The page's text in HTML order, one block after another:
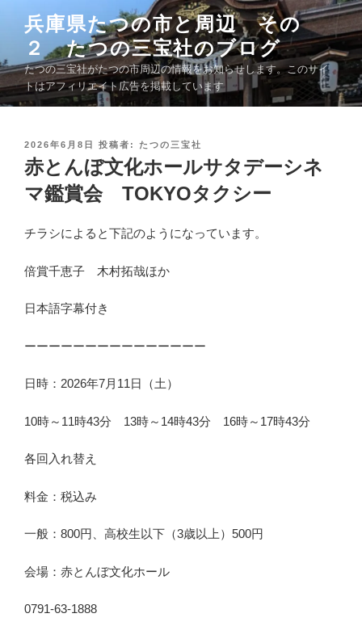
ン
ツ
へ
兵庫県たつの市と周辺 その
２ たつの三宝社のブログ
たつの三宝社がたつの市周辺の情報をお知らせします。このサイ
トはアフィリエイト広告を掲載しています
投
稿
日
:
2026年6月8日 投稿者: たつの三宝社
赤とんぼ文化ホールサタデーシネ
マ鑑賞会 TОKYОタクシー
チラシによると下記のようになっています。
倍賞千恵子 木村拓哉ほか
日本語字幕付き
ーーーーーーーーーーーーーーー
日時：2026年7月11日（土）
10時～11時43分 13時～14時43分 16時～17時43分
各回入れ替え
料金：税込み
一般：800円、高校生以下（3歳以上）500円
会場：赤とんぼ文化ホール
0791-63-1888